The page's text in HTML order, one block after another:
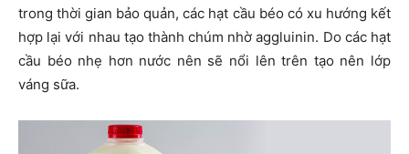
trong thời gian bảo quản, các hạt cầu béo có xu hướng kết
hợp lại với nhau tạo thành chúm nhờ aggluinin. Do các hạt
cầu béo nhẹ hơn nước nên sẽ nổi lên trên tạo nên lớp
váng sữa.